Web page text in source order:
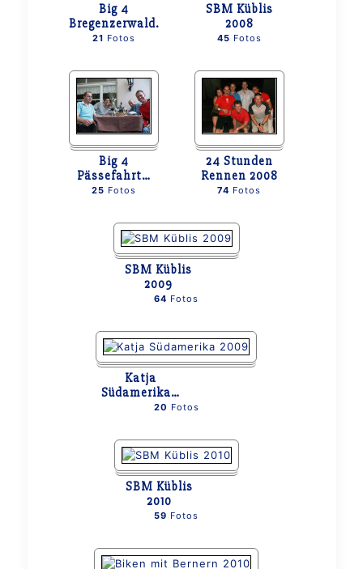
Big 4
Bregenzerwald…
21 Fotos
SBM Küblis
2008
45 Fotos
Big 4
Pässefahrt…
25 Fotos
24 Stunden
Rennen 2008
74 Fotos
SBM Küblis
2009
64 Fotos
Katja
Südamerika…
20 Fotos
SBM Küblis
2010
59 Fotos